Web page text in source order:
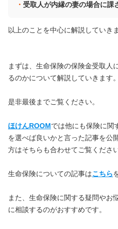
受取人が内縁の妻の場合に課
以上のことを中心に解説していきま
まずは、生命保険の保険金受取人
るのかについて解説していきます。
是非最後までご覧ください。
ほけんROOMでは他にも保険に関
を選べば良いかと言った記事を公
方はそちらも合わせてご覧ください
生命保険についての記事はこちら
また、生命保険に関する疑問やお
に相談するのがおすすめです。